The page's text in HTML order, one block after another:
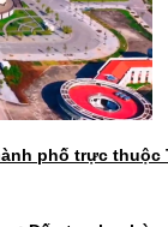
phố trực thuộc